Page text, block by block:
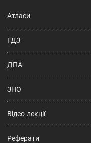
Атласи
ГДЗ
ДПА
ЗНО
Відео-лекції
Реферати